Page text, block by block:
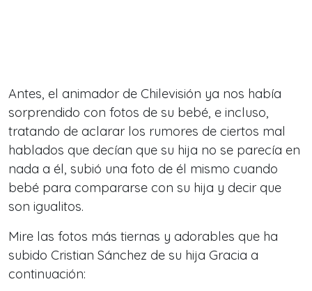
Antes, el animador de Chilevisión ya nos había
sorprendido con fotos de su bebé, e incluso,
tratando de aclarar los rumores de ciertos mal
hablados que decían que su hija no se parecía en
nada a él, subió una foto de él mismo cuando
bebé para compararse con su hija y decir que
son igualitos.
Mire las fotos más tiernas y adorables que ha
subido Cristian Sánchez de su hija Gracia a
continuación: